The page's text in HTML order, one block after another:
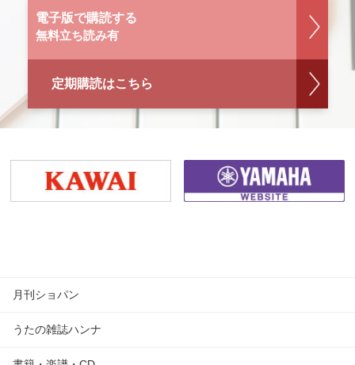
電子版で購読する
無料立ち読み有
定期購読はこちら
月刊ショパン
うたの雑誌ハンナ